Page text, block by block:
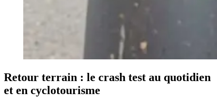
Retour terrain : le crash test au quotidien
et en cyclotourisme